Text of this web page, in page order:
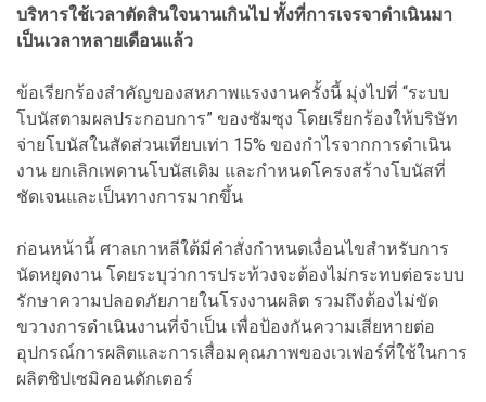
บริหารใช้เวลาตัดสินใจนานเกินไป ทั้งที่การเจรจาดำเนินมา
เป็นเวลาหลายเดือนแล้ว
ข้อเรียกร้องสำคัญของสหภาพแรงงานครั้งนี้ มุ่งไปที่ “ระบบ
โบนัสตามผลประกอบการ” ของซัมซุง โดยเรียกร้องให้บริษัท
จ่ายโบนัสในสัดส่วนเทียบเท่า 15% ของกำไรจากการดำเนิน
งาน ยกเลิกเพดานโบนัสเดิม และกำหนดโครงสร้างโบนัสที่
ชัดเจนและเป็นทางการมากขึ้น
ก่อนหน้านี้ ศาลเกาหลีใต้มีคำสั่งกำหนดเงื่อนไขสำหรับการ
นัดหยุดงาน โดยระบุว่าการประท้วงจะต้องไม่กระทบต่อระบบ
รักษาความปลอดภัยภายในโรงงานผลิต รวมถึงต้องไม่ขัด
ขวางการดำเนินงานที่จำเป็น เพื่อป้องกันความเสียหายต่อ
อุปกรณ์การผลิตและการเสื่อมคุณภาพของเวเฟอร์ที่ใช้ในการ
ผลิตชิปเซมิคอนดักเตอร์